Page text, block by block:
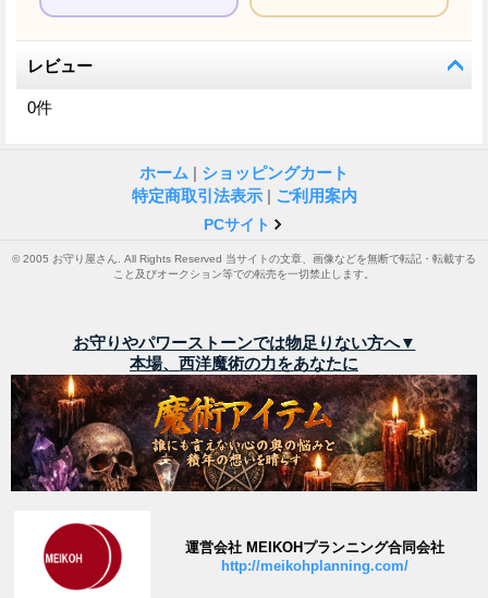
レビュー
0件
ホーム | ショッピングカート
特定商取引法表示 | ご利用案内
PCサイト
© 2005 お守り屋さん. All Rights Reserved 当サイトの文章、画像などを無断で転記・転載する
こと及びオークション等での転売を一切禁止します。
お守りやパワーストーンでは物足りない方へ▼
本場、西洋魔術の力をあなたに
運営会社 MEIKOHプランニング合同会社
http://meikohplanning.com/